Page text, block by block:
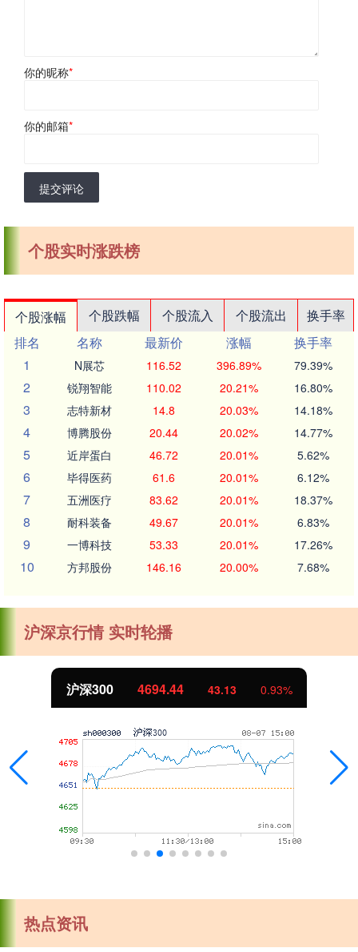
你的昵称*
你的邮箱*
提交评论
个股实时涨跌榜
个股涨幅 个股跌幅 个股流入 个股流出
换手率
排名
名称 最新价 涨幅
换手率
1
N展芯 116.52 396.89% 79.39%
2 锐翔智能 110.02 20.21% 16.80%
3 志特新材 14.8 20.03% 14.18%
4 博腾股份 20.44 20.02% 14.77%
5 近岸蛋白 46.72 20.01% 5.62%
6 毕得医药 61.6 20.01% 6.12%
7 五洲医疗 83.62 20.01% 18.37%
8 耐科装备 49.67 20.01% 6.83%
9 一博科技 53.33 20.01% 17.26%
10 方邦股份 146.16 20.00% 7.68%
沪深京行情 实时轮播
北证50 1134.24 11.37 1.01%
热点资讯